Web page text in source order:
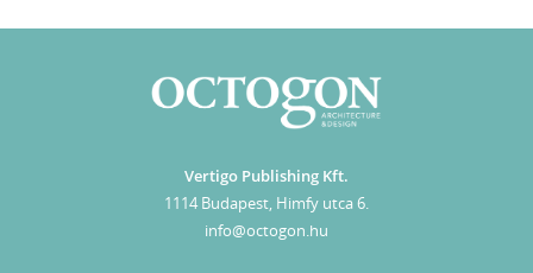
Vertigo Publishing Kft.
1114 Budapest, Himfy utca 6.
info@octogon.hu